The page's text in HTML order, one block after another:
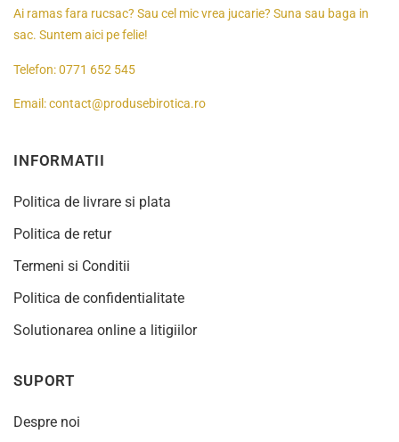
Ai ramas fara rucsac? Sau cel mic vrea jucarie? Suna sau baga in
sac. Suntem aici pe felie!
Telefon:0771 652 545
Email:contact@produsebirotica.ro
INFORMATII
Politica de livrare si plata
Politica de retur
Termeni si Conditii
Politica de confidentialitate
Solutionarea online a litigiilor
SUPORT
Despre noi